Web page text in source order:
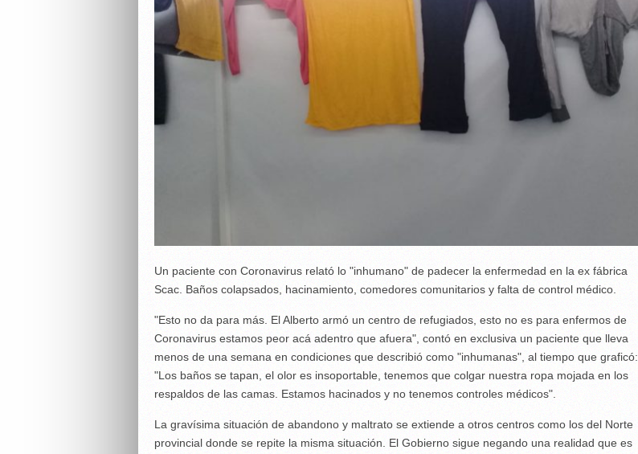
Un paciente con Coronavirus relató lo "inhumano" de padecer la enfermedad en la ex fábrica
Scac. Baños colapsados, hacinamiento, comedores comunitarios y falta de control médico.
"Esto no da para más. El Alberto armó un centro de refugiados, esto no es para enfermos de
Coronavirus estamos peor acá adentro que afuera", contó en exclusiva un paciente que lleva
menos de una semana en condiciones que describió como "inhumanas", al tiempo que graficó:
"Los baños se tapan, el olor es insoportable, tenemos que colgar nuestra ropa mojada en los
respaldos de las camas. Estamos hacinados y no tenemos controles médicos".
La gravísima situación de abandono y maltrato se extiende a otros centros como los del Norte
provincial donde se repite la misma situación. El Gobierno sigue negando una realidad que es